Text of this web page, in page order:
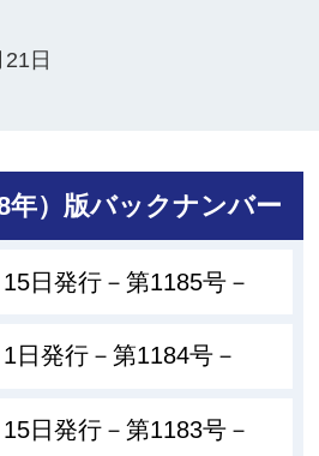
日
年）版バックナンバー
日発行－第1185号－
日発行－第1184号－
日発行－第1183号－